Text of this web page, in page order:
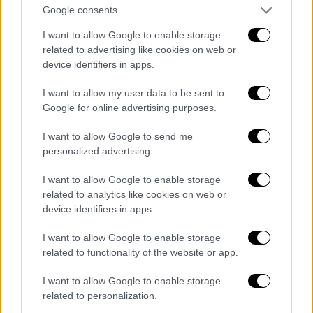
Google consents
I want to allow Google to enable storage
related to advertising like cookies on web or
device identifiers in apps.
I want to allow my user data to be sent to
Google for online advertising purposes.
I want to allow Google to send me
personalized advertising.
I want to allow Google to enable storage
related to analytics like cookies on web or
device identifiers in apps.
I want to allow Google to enable storage
related to functionality of the website or app.
I want to allow Google to enable storage
related to personalization.
τόκοι των στεγαστικών δανείων για την
πρώτη κατοικίαεξέπιπταν κατά 20% από τον
φόρο εισοδήματος, μειώνοντας το
πραγματικό κόστος για τον δανειολήπτη.
2026: Η εποχή του scoring και της
οικονομικής αντοχής
Το 2026, οι προϋποθέσεις πρόσβασης στη
αυστηρότερες.
Οι τράπεζες δίνουν πλέον έμφαση:
στη σταθερότητα εργασίας,
στο καθαρό φορολογικό ιστορικό,
στη χαμηλή συνολική δανειακή
επιβάρυνση,